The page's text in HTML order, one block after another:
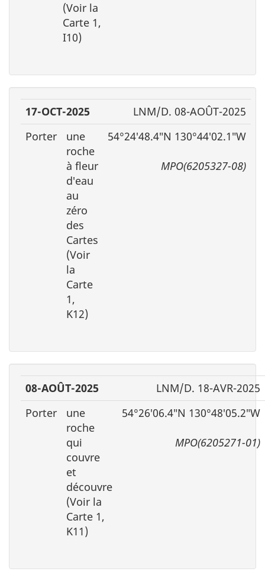
(Voir la
Carte 1,
I10)
17-OCT-2025
LNM/D. 08-AOÛT-2025
Porter
une
roche
à fleur
d′eau
au
zéro
des
Cartes
(Voir
la
Carte
1,
K12)
54°24′48.4″N 130°44′02.1″W
MPO(6205327-08)
08-AOÛT-2025
LNM/D. 18-AVR-2025
Porter
une
roche
qui
couvre
et
découvre
(Voir la
Carte 1,
K11)
54°26′06.4″N 130°48′05.2″W
MPO(6205271-01)